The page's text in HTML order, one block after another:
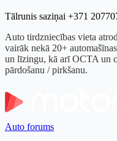
Tālrunis saziņai +371
Auto tirdzniecības vieta
vairāk nekā 20+
un līzingu, kā arī OCTA un
pārdošanu / pirkšanu.
Auto forums